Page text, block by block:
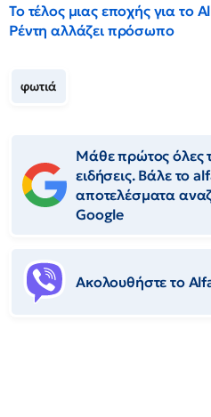
Το τέλος μιας εποχής για το
Ρέντη αλλάζει πρόσωπο
φωτιά
Μάθε πρώτος όλες
ειδήσεις. Βάλε το
αποτελέσματα
Google
Ακολουθήστε το